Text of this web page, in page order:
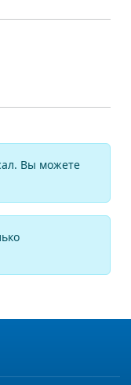
Вы можете